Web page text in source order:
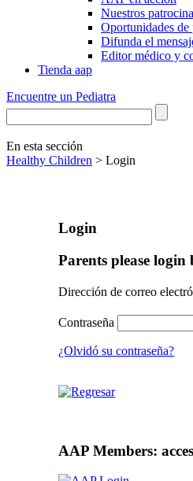
Nuestros
Oportunidades
Difunda el
Editor médico y
Tienda aap
Encuentre un Pediatra
En esta sección
Healthy Children > Login
Login
Parents please login
Dirección de correo
Contraseña
¿Olvidó su contraseña?
AAP Members: